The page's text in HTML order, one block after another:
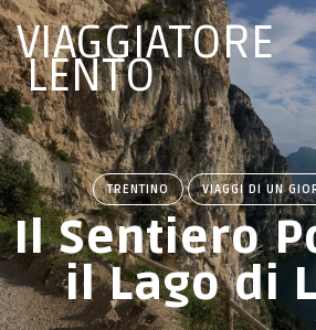
VIAGGIATORE
LENTO
TRENTINO VIAGGI DI UN
Il Sentiero
il Lago di